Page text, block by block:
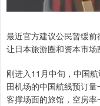
最近官方建议公民暂缓
让日本旅游圈和资本市场
刚进入11月中旬，中国
田机场的中国航线预订
客撑场面的旅馆，空房率